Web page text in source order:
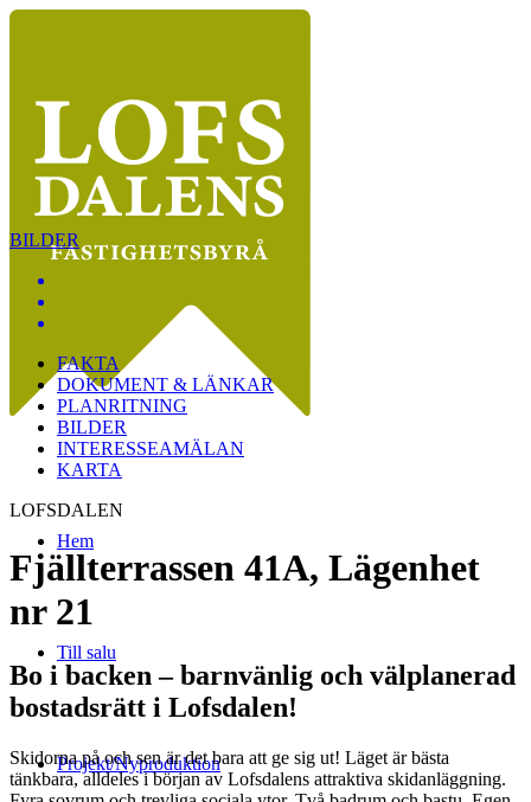
Hem
Till salu
Projekt/Nyproduktion
BILDER
FAKTA
DOKUMENT & LÄNKAR
PLANRITNING
BILDER
INTERESSEAMÄLAN
KARTA
LOFSDALEN
Fjällterrassen 41A, Lägenhet
nr 21
Bo i backen – barnvänlig och välplanerad
bostadsrätt i Lofsdalen!
Skidorna på och sen är det bara att ge sig ut! Läget är bästa
tänkbara, alldeles i början av Lofsdalens attraktiva skidanläggning.